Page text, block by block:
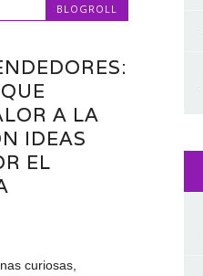
BLOGROLL
A LA
IDEAS
EL
curiosas,